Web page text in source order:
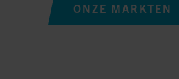
ONZE MARKTEN